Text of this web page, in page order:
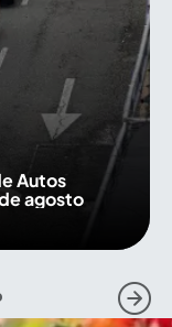
Autos
agosto
5